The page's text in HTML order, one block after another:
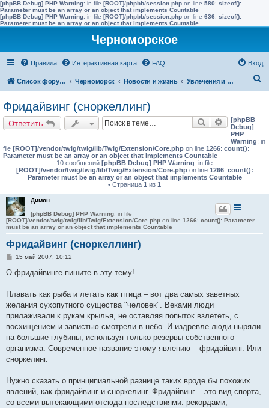
[phpBB Debug] PHP Warning: in file [ROOT]/phpbb/session.php on line 580: sizeof():
Parameter must be an array or an object that implements Countable
[phpBB Debug] PHP Warning: in file [ROOT]/phpbb/session.php on line 636: sizeof():
Parameter must be an array or an object that implements Countable
Черноморское
Правила Интерактивная карта FAQ Вход
Список форумов Черноморск Новости и жизнь Увлечения и интересы
Фридайвинг (сноркеллинг)
Ответить Поиск
[phpBB
Debug]
PHP
Warning: in
file [ROOT]/vendor/twig/twig/lib/Twig/Extension/Core.php on line 1266: count():
Parameter must be an array or an object that implements Countable
10 сообщений [phpBB Debug] PHP Warning: in file
[ROOT]/vendor/twig/twig/lib/Twig/Extension/Core.phpon line 1266: count():
Parameter must be an array or an object that implements Countable
• Страница 1 из 1
Димон
[phpBB Debug] PHP Warning: in file
[ROOT]/vendor/twig/twig/lib/Twig/Extension/Core.php on line 1266: count(): Parameter
must be an array or an object that implements Countable
Фридайвинг (сноркеллинг)
С
о
е
и
е
15 май 2007, 10:12
О фридайвинге пишите в эту тему!
Плавать как рыба и летать как птица – вот два самых заветных
желания сухопутного существа "человек". Веками люди
прилаживали к рукам крылья, не оставляя попыток взлететь, с
восхищением и завистью смотрели в небо. И издревле люди ныряли
на большие глубины, используя только резервы собственного
организма. Современное название этому явлению – фридайвинг. Или
сноркелинг.
Нужно сказать о принципиальной разнице таких вроде бы похожих
явлений, как фридайвинг и сноркелинг. Фридайвинг – это вид спорта,
со всеми вытекающими отсюда последствиями: рекордами,